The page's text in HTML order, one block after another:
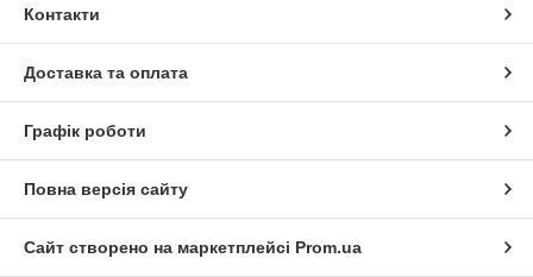
Контакти
Доставка та оплата
Графік роботи
Повна версія сайту
Сайт створено на маркетплейсі Prom.ua